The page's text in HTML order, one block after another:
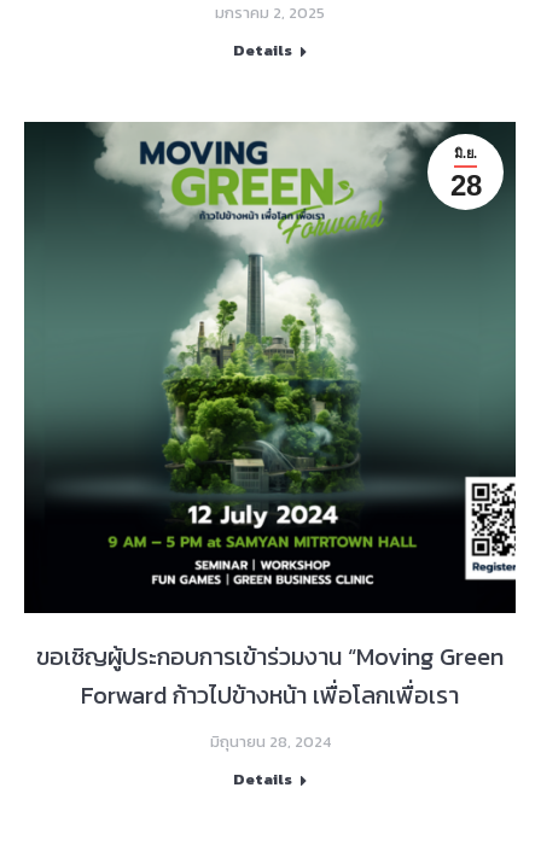
มกราคม 2, 2025
Details
มิ.ย.
28
ขอเชิญผู้ประกอบการเข้าร่วมงาน “Moving Green
Forward ก้าวไปข้างหน้า เพื่อโลกเพื่อเรา
มิถุนายน 28, 2024
Details